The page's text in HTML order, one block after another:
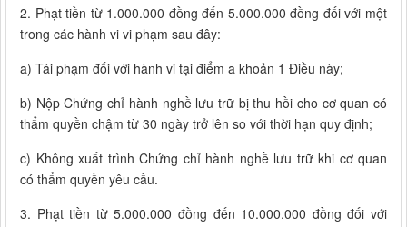
2. Phạt tiền từ 1.000.000 đồng đến 5.000.000 đồng đối với một
trong các hành vi vi phạm sau đây:
a) Tái phạm đối với hành vi tại điểm a khoản 1 Điều này;
b) Nộp Chứng chỉ hành nghề lưu trữ bị thu hồi cho cơ quan có
thẩm quyền chậm từ 30 ngày trở lên so với thời hạn quy định;
c) Không xuất trình Chứng chỉ hành nghề lưu trữ khi cơ quan
có thẩm quyền yêu cầu.
3. Phạt tiền từ 5.000.000 đồng đến 10.000.000 đồng đối với